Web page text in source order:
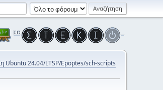
Ubuntu 24.04/LTSP/Epoptes/sch-scripts